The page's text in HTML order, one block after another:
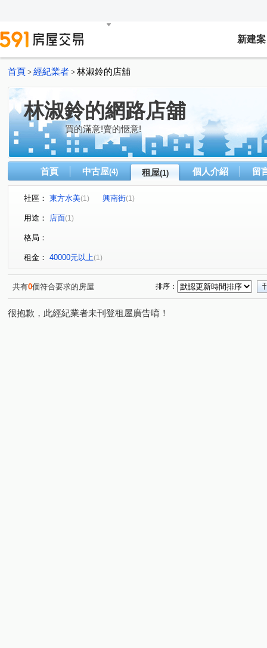
新建案
首頁 > 經紀業者 > 林淑鈴的店舖
林淑鈴的網路店舖
買的滿意!賣的愜意!
首頁 中古屋(4) 租屋(1) 個人介紹 留
社區： 東方水美(1) 興南街(1)
用途： 店面(1)
格局：
租金： 40000元以上(1)
共有0個符合要求的房屋 排序：
很抱歉，此經紀業者未刊登租屋廣告唷！